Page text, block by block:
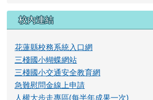
校內連結
花蓮縣校務系統入口網